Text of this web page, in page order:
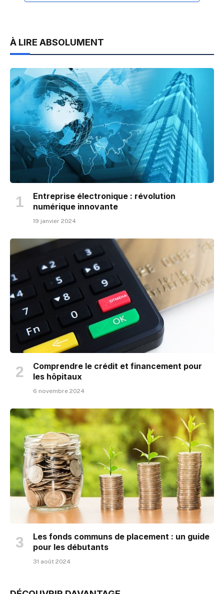
À LIRE ABSOLUMENT
Entreprise électronique : révolution
numérique innovante
19 janvier 2024
Comprendre le crédit et financement pour
les hôpitaux
6 novembre 2024
Les fonds communs de placement : un guide
pour les débutants
31 août 2024